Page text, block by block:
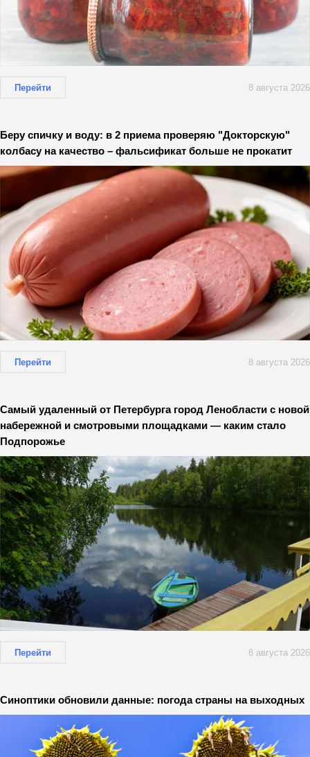
Перейти 8 августа 2026
Беру спичку и воду: в 2 приема проверяю "Докторскую"
колбасу на качество – фальсификат больше не прокатит
Перейти 8 августа 2026
Самый удаленный от Петербурга город Ленобласти с новой
набережной и смотровыми площадками — каким стало
Подпорожье
Перейти 8 августа 2026
Синоптики обновили данные: погода страны на выходных